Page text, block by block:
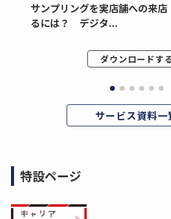
サンプリングを実店舗への来
るには？ デジタ...
ダウンロードす
サービス資料一
特設ページ